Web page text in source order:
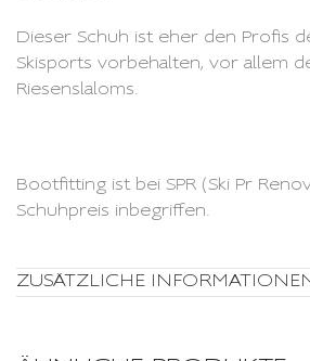
Dieser Schuh ist eher den Profis
Skisports vorbehalten, vor allem
Riesenslaloms.
Bootfitting ist bei SPR (Ski Pr
Schuhpreis inbegriffen.
ZUSÄTZLICHE